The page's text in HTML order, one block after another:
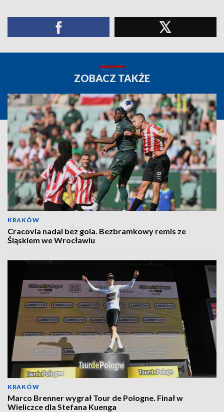
ZOBACZ TAKŻE
KRAKÓW
Cracovia nadal bez gola. Bezbramkowy remis ze
Śląskiem we Wrocławiu
KRAKÓW
Marco Brenner wygrał Tour de Pologne. Finał w
Wieliczce dla Stefana Kuenga